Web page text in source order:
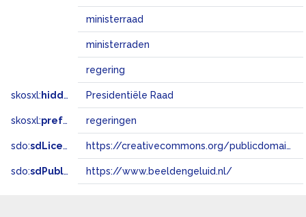
ministerraad
ministerraden
regering
skosxl: hiddenLabel Presidentiële Raad
skosxl:prefLabel regeringen
sdo:sdLicense https://creativecommons.org/publicdomain/zero/1.0/
sdo:sdPublisher https://www.beeldengeluid.nl/